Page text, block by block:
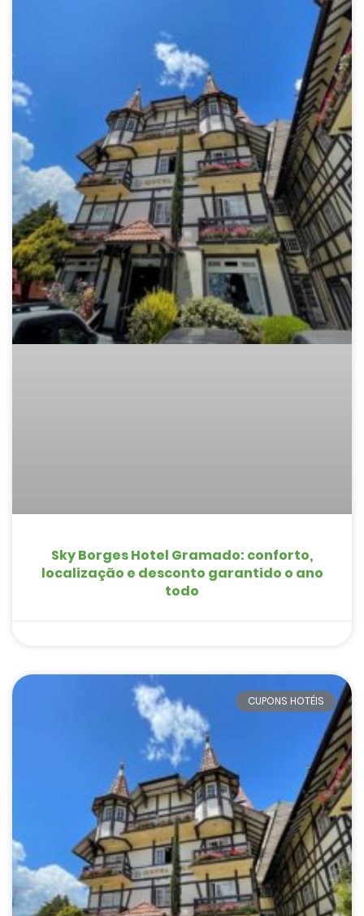
Sky Borges Hotel Gramado: conforto,
localização e desconto garantido o ano
todo
CUPONS HOTÉIS